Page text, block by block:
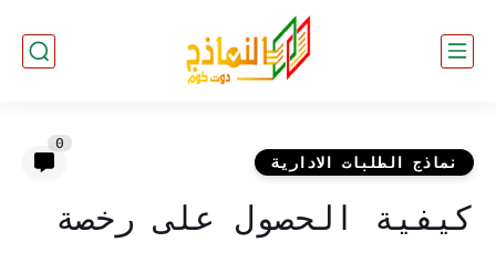
نماذج الطلبات الادارية
0
كيفية الحصول على رخصة